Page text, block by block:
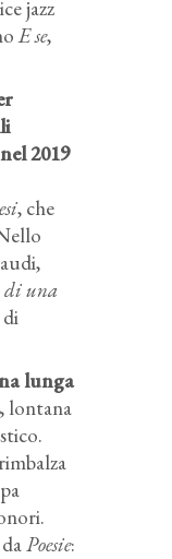
jazz
E se,
2019
, che
di una
di
lunga
, lontana
Poesie: